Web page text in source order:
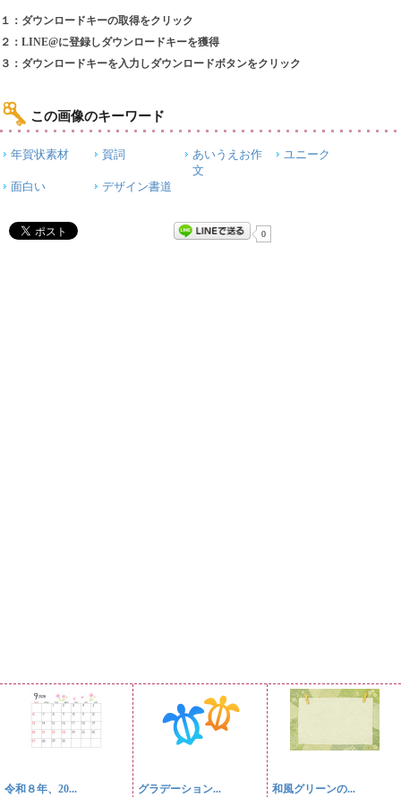
１：ダウンロードキーの取得をクリック
２：LINE@に登録しダウンロードキーを獲得
３：ダウンロードキーを入力しダウンロードボタンをクリック
この画像のキーワード
年賀状素材 賀詞
あいうえお作
文
ユニーク
面白い デザイン書道
0
令和８年、20... グラデーション... 和風グリーンの...